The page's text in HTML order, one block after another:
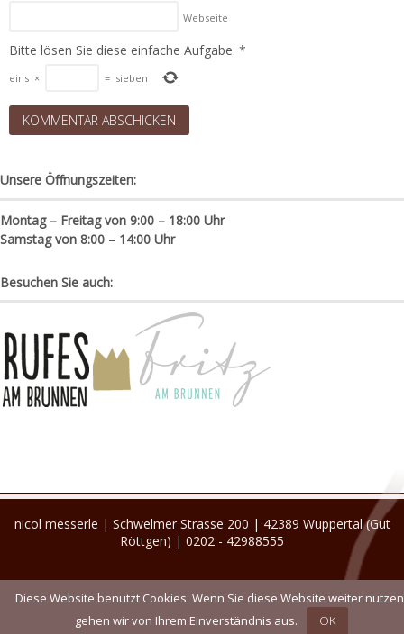
Webseite
Bitte lösen Sie diese einfache Aufgabe: *
eins × = sieben
Unsere Öffnungszeiten:
Montag – Freitag von 9:00 – 18:00 Uhr
Samstag von 8:00 – 14:00 Uhr
Besuchen Sie auch:
nicol messerle | Schwelmer Strasse 200 | 42389 Wuppertal (Gut
Röttgen) | 0202 - 42988555
Diese Website benutzt Cookies. Wenn Sie diese Website weiter
gehen wir von Ihrem Einverständnis aus.
OK